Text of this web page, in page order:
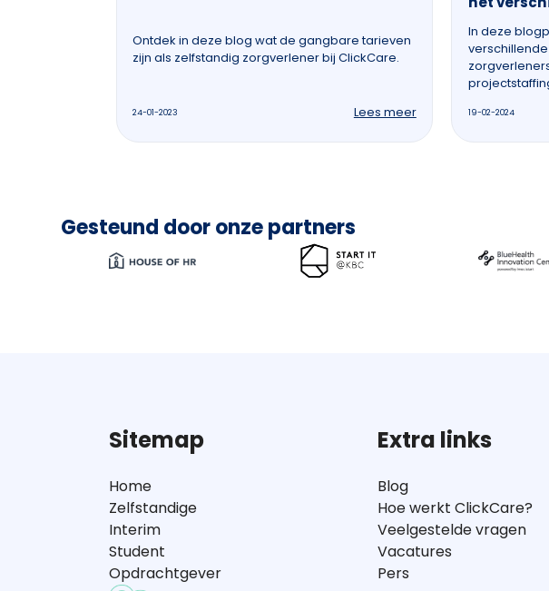
Ontdek in deze blog wat de gangbare tarieven
zijn als zelfstandig zorgverlener bij ClickCare.
24-01-2023 Lees meer
In deze
19-02-2024
Gesteund door onze partners
Sitemap
Home
Zelfstandige
Interim
Student
Opdrachtgever
Extra links
Blog
Hoe werkt ClickCare?
Veelgestelde vragen
Vacatures
Pers